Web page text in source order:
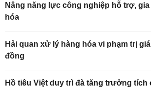
Nâng năng lực công nghiệp hỗ trợ,
hóa
Hải quan xử lý hàng hóa vi phạm trị
đồng
Hồ tiêu Việt duy trì đà tăng trưởng tích